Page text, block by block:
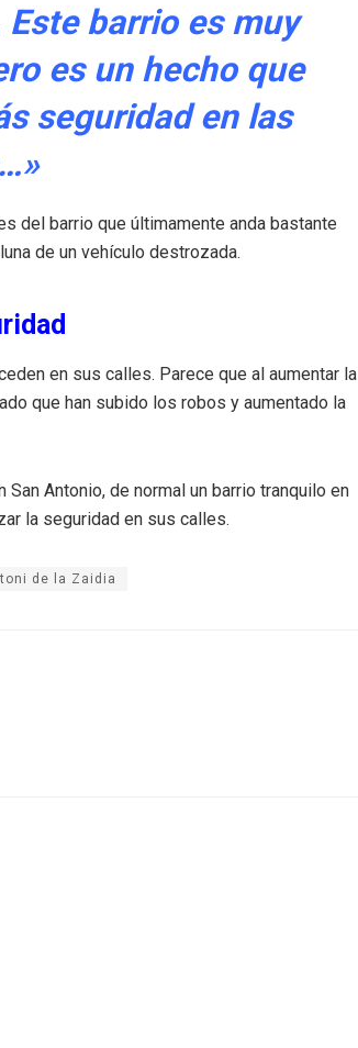
barrio es muy
es un hecho que
seguridad en las
del barrio que últimamente anda bastante
de un vehículo destrozada.
en sus calles. Parece que al aumentar la
que han subido los robos y aumentado la
Antonio, de normal un barrio tranquilo en
la seguridad en sus calles.
de la Zaidia